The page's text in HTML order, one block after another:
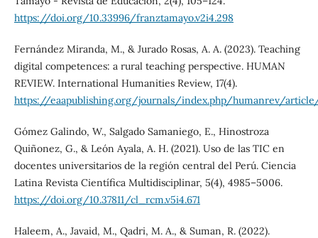
https://doi.org/10.33996/franztamayo.v2i4.298
Fernández Miranda, M., & Jurado Rosas, A. A. (2023). Teaching
digital competences: a rural teaching perspective. HUMAN
REVIEW. International Humanities Review, 17(4).
https://eaapublishing.org/journals/index.php/humanrev/
Gómez Galindo, W., Salgado Samaniego, E., Hinostroza
Quiñonez, G., & León Ayala, A. H. (2021). Uso de las TIC en
docentes universitarios de la región central del Perú. Ciencia
Latina Revista Científica Multidisciplinar, 5(4), 4985–5006.
https://doi.org/10.37811/cl_rcm.v5i4.671
Haleem, A., Javaid, M., Qadri, M. A., & Suman, R. (2022).